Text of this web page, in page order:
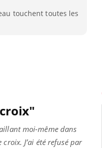
touchent toutes les
moi-même dans
J’ai été refusé par